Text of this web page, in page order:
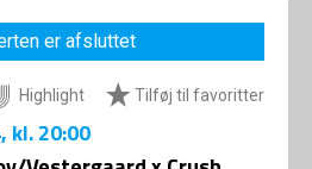
COPENHAGEN
VINTERJAZZ
PROGRAM
Venues &
Presse/
er afsluttet
Highlight Tilføj til favoritter
, kl. 20:00